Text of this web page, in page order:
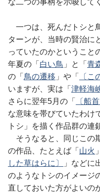
な二つの事柄を示唆して
一つは、死んだトシと
ターンが、当時の賢治に
っていたのかということ
年夏の「 白い鳥 」と「 青
の「 鳥の遷移 」や「 〔こ
いますが、実は「 津軽海
さらに翌年5月の「
〔船
な意味を帯びていたわけ
トシ」を描く作品群の連
そうなると、同じこの
の作品、たとえば「 山火
した草はらに〕
」などに
のようなトシのイメージ
直しておいた方がよいの